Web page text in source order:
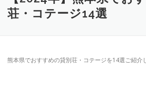
荘・コテージ14選
熊本県でおすすめの貸別荘・コテージを14選ご紹介